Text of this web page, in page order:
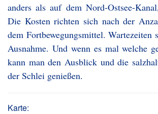
anders als auf dem Nord-Ostsee-
Die Kosten richten sich nach der
dem Fortbewegungsmittel. Wartezeiten
Ausnahme. Und wenn es mal welche
kann man den Ausblick und die
der Schlei genießen.
Karte: